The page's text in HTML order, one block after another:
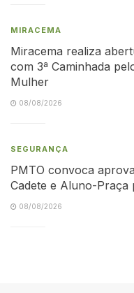
MIRACEMA
Miracema realiza
com 3ª Caminhada
Mulher
08/08/2026
SEGURANÇA
PMTO convoca
Cadete e Aluno-Praça
08/08/2026